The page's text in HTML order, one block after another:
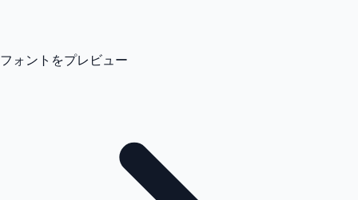
フォントをプレビュー